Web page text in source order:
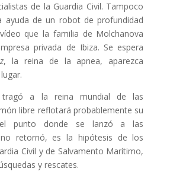
de la Guardia Civil. Tampoco
ayuda de un robot de profundidad
que la familia de Molchanova
privada de Ibiza. Se espera
, la reina de la apnea, aparezca
a la reina mundial de las
libre reflotará probablemente su
punto donde se lanzó a las
retornó, es la hipótesis de los
Civil y de Salvamento Marítimo,
y rescates.